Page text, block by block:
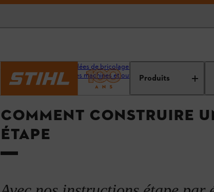
Produits
Conseils et idées de bricolage et d’entretien
des machines et outils
COMMENT CONSTRUIRE
ÉTAPE